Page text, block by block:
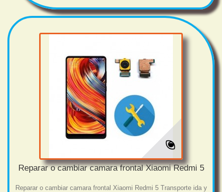
Reparar o cambiar camara frontal Xiaomi Redmi 5
Reparar o cambiar camara frontal Xiaomi Redmi 5 Transporte ida y